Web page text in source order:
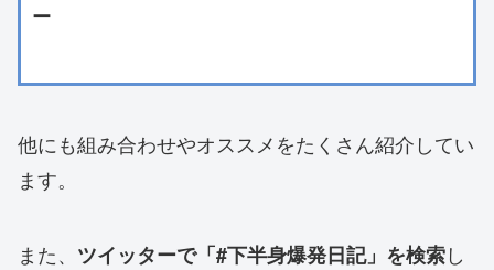
ー
他にも組み合わせやオススメをたくさん紹介してい
ます。
また、 ツイッターで「#下半身爆発日記」を検索し